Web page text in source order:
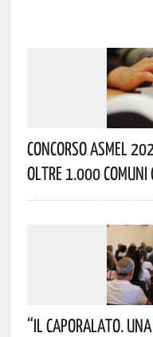
Concorso Asmel
Oltre 1.000
“Il Caporalato.